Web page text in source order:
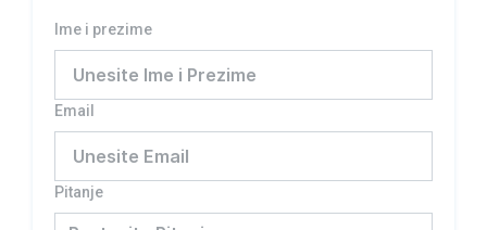
Ime i prezime
Email
Pitanje